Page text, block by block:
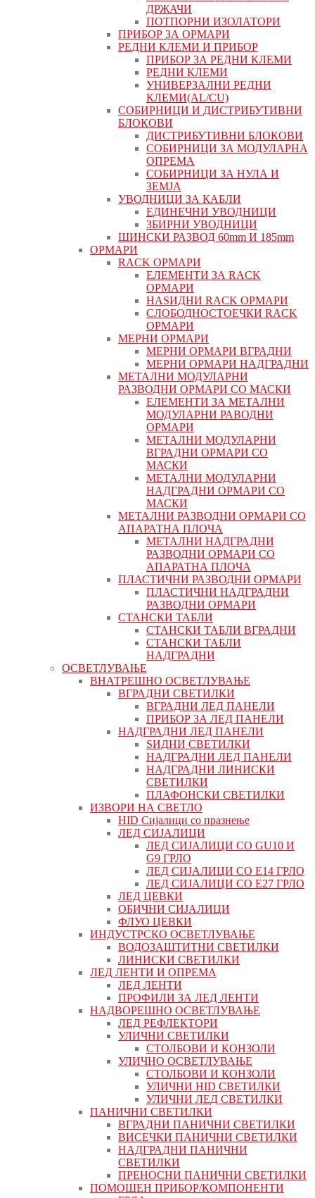
ДРЖАЧИ
ПОТПОРНИ ИЗОЛАТОРИ
ПРИБОР ЗА ОРМАРИ
РЕДНИ КЛЕМИ И ПРИБОР
ПРИБОР ЗА РЕДНИ КЛЕМИ
РЕДНИ КЛЕМИ
УНИВЕРЗАЛНИ РЕДНИ
КЛЕМИ(AL/CU)
СОБИРНИЦИ И ДИСТРИБУТИВНИ
БЛОКОВИ
ДИСТРИБУТИВНИ БЛОКОВИ
СОБИРНИЦИ ЗА МОДУЛАРНА
ОПРЕМА
СОБИРНИЦИ ЗА НУЛА И
ЗЕМЈА
УВОДНИЦИ ЗА КАБЛИ
ЕДИНЕЧНИ УВОДНИЦИ
ЗБИРНИ УВОДНИЦИ
ШИНСКИ РАЗВОД 60mm И 185mm
ОРМАРИ
RACK ОРМАРИ
ЕЛЕМЕНТИ ЗА RACK
ОРМАРИ
НАЅИДНИ RACK ОРМАРИ
СЛОБОДНОСТОЕЧКИ RACK
ОРМАРИ
МЕРНИ ОРМАРИ
МЕРНИ ОРМАРИ ВГРАДНИ
МЕРНИ ОРМАРИ НАДГРАДНИ
МЕТАЛНИ МОДУЛАРНИ
РАЗВОДНИ ОРМАРИ СО МАСКИ
ЕЛЕМЕНТИ ЗА МЕТАЛНИ
МОДУЛАРНИ РАВОДНИ
ОРМАРИ
МЕТАЛНИ МОДУЛАРНИ
ВГРАДНИ ОРМАРИ СО
МАСКИ
МЕТАЛНИ МОДУЛАРНИ
НАДГРАДНИ ОРМАРИ СО
МАСКИ
МЕТАЛНИ РАЗВОДНИ ОРМАРИ СО
АПАРАТНА ПЛОЧА
МЕТАЛНИ НАДГРАДНИ
РАЗВОДНИ ОРМАРИ СО
АПАРАТНА ПЛОЧА
ПЛАСТИЧНИ РАЗВОДНИ ОРМАРИ
ПЛАСТИЧНИ НАДГРАДНИ
РАЗВОДНИ ОРМАРИ
СТАНСКИ ТАБЛИ
СТАНСКИ ТАБЛИ ВГРАДНИ
СТАНСКИ ТАБЛИ
НАДГРАДНИ
ОСВЕТЛУВАЊЕ
ВНАТРЕШНО ОСВЕТЛУВАЊЕ
ВГРАДНИ СВЕТИЛКИ
ВГРАДНИ ЛЕД ПАНЕЛИ
ПРИБОР ЗА ЛЕД ПАНЕЛИ
НАДГРАДНИ ЛЕД ПАНЕЛИ
ЅИДНИ СВЕТИЛКИ
НАДГРАДНИ ЛЕД ПАНЕЛИ
НАДГРАДНИ ЛИНИСКИ
СВЕТИЛКИ
ПЛАФОНСКИ СВЕТИЛКИ
ИЗВОРИ НА СВЕТЛО
HID Сијалици со празнење
ЛЕД СИЈАЛИЦИ
ЛЕД СИЈАЛИЦИ СО GU10 И
G9 ГРЛО
ЛЕД СИЈАЛИЦИ СО Е14 ГРЛО
ЛЕД СИЈАЛИЦИ СО Е27 ГРЛО
ЛЕД ЦЕВКИ
ОБИЧНИ СИЈАЛИЦИ
ФЛУО ЦЕВКИ
ИНДУСТРСКО ОСВЕТЛУВАЊЕ
ВОДОЗАШТИТНИ СВЕТИЛКИ
ЛИНИСКИ СВЕТИЛКИ
ЛЕД ЛЕНТИ И ОПРЕМА
ЛЕД ЛЕНТИ
ПРОФИЛИ ЗА ЛЕД ЛЕНТИ
НАДВОРЕШНО ОСВЕТЛУВАЊЕ
ЛЕД РЕФЛЕКТОРИ
УЛИЧНИ СВЕТИЛКИ
СТОЛБОВИ И КОНЗОЛИ
УЛИЧНО ОСВЕТЛУВАЊЕ
СТОЛБОВИ И КОНЗОЛИ
УЛИЧНИ HID СВЕТИЛКИ
УЛИЧНИ ЛЕД СВЕТИЛКИ
ПАНИЧНИ СВЕТИЛКИ
ВГРАДНИ ПАНИЧНИ СВЕТИЛКИ
ВИСЕЧКИ ПАНИЧНИ СВЕТИЛКИ
НАДГРАДНИ ПАНИЧНИ
СВЕТИЛКИ
ПРЕНОСНИ ПАНИЧНИ СВЕТИЛКИ
ПОМОШЕН ПРИБОР/КОМПОНЕНТИ